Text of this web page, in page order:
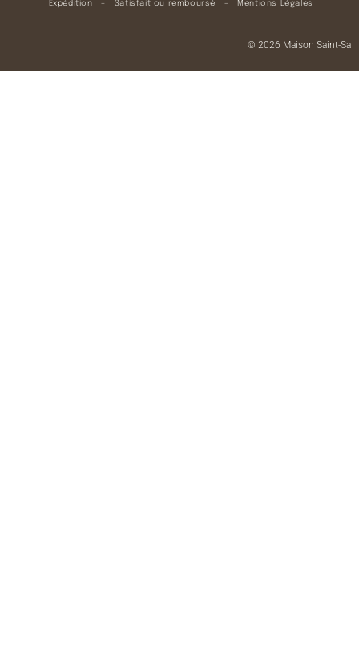
Expédition – Satisfait ou remboursé – Mentions Légales
© 2026 Maison Saint-Sa